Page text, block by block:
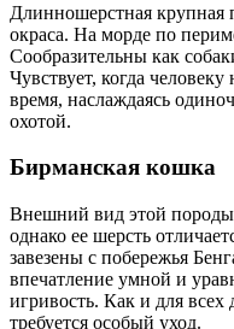
Длинношерстная крупная
окраса. На морде по
Сообразительны как
Чувствует, когда
время, наслаждаясь
охотой.
Бирманская кошка
Внешний вид этой
однако ее шерсть
завезены с побережья
впечатление умной и
игривость. Как и для
требуется особый уход.